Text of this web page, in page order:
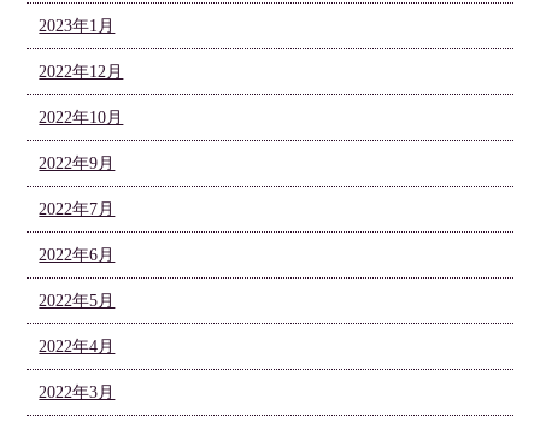
2023年1月
2022年12月
2022年10月
2022年9月
2022年7月
2022年6月
2022年5月
2022年4月
2022年3月